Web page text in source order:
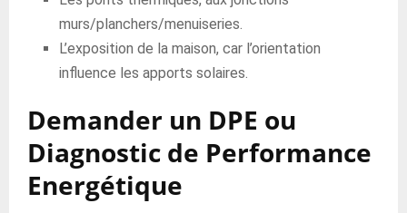
murs/planchers/menuiseries.
L’exposition de la maison, car l’orientation
influence les apports solaires.
Demander un DPE ou
Diagnostic de Performance
Energétique